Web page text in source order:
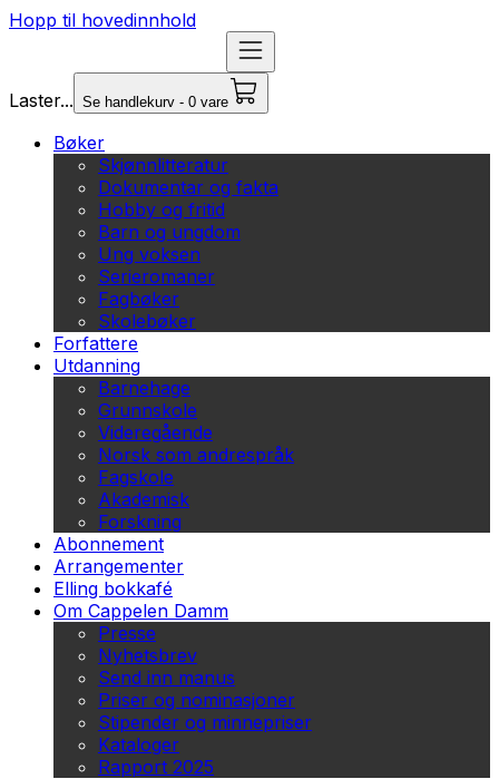
Hopp til hovedinnhold
Laster... Se handlekurv - 0 vare
Bøker
Skjønnlitteratur
Dokumentar og fakta
Hobby og fritid
Barn og ungdom
Ung voksen
Serieromaner
Fagbøker
Skolebøker
Forfattere
Utdanning
Barnehage
Grunnskole
Videregående
Norsk som andrespråk
Fagskole
Akademisk
Forskning
Abonnement
Arrangementer
Elling bokkafé
Om Cappelen Damm
Presse
Nyhetsbrev
Send inn manus
Priser og nominasjoner
Stipender og minnepriser
Kataloger
Rapport 2025